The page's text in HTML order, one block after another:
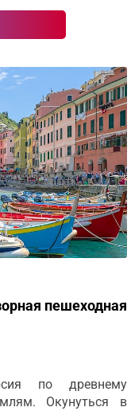
пешеходная
по древнему
Окунуться в